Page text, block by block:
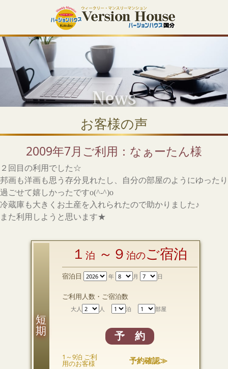
お客様の声
2009年7月ご利用：なぁーたん様
２回目の利用でした☆
邦画も洋画も思う存分見れたし、自分の部屋のようにゆったり
過ごせて嬉しかったですo(^-^)o
冷蔵庫も大きくお土産を入れられたので助かりました♪
また利用しようと思います★
１ 泊 ～９ 泊のご宿泊
宿泊日 年 月 日
ご利用人数・ご宿泊数
大人 人 泊 部屋
予 約
1～9泊 ご利
用のお客様 予約確認≫